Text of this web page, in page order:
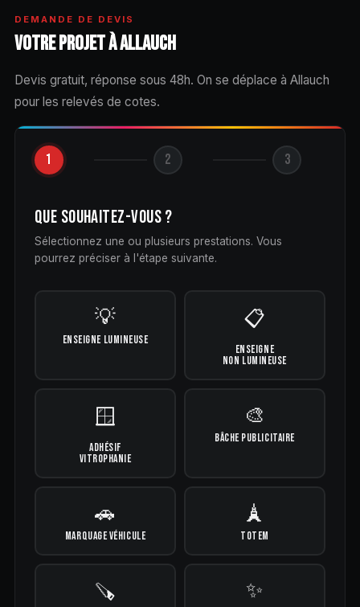
DEMANDE DE DEVIS
VOTRE PROJET À ALLAUCH
Devis gratuit, réponse sous 48h. On se déplace à Allauch
pour les relevés de cotes.
1 2 3
QUE SOUHAITEZ-VOUS ?
Sélectionnez une ou plusieurs prestations. Vous
pourrez préciser à l'étape suivante.
💡
ENSEIGNE LUMINEUSE
📋
ENSEIGNE
NON LUMINEUSE
🪟
ADHÉSIF
VITROPHANIE
🎨
BÂCHE PUBLICITAIRE
🚗
MARQUAGE VÉHICULE
🗼
TOTEM
🪚 ✨